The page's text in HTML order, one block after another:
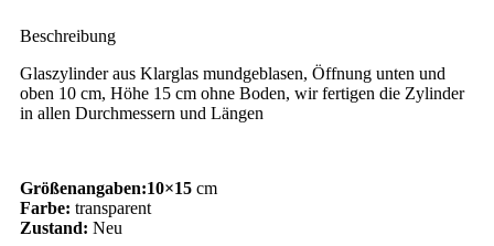
Beschreibung
Glaszylinder aus Klarglas mundgeblasen, Öffnung unten und
oben 10 cm, Höhe 15 cm ohne Boden, wir fertigen die Zylinder
in allen Durchmessern und Längen
Größenangaben:10×15 cm
Farbe: transparent
Zustand: Neu